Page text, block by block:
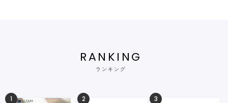
RANKING
ランキング
1 2 3